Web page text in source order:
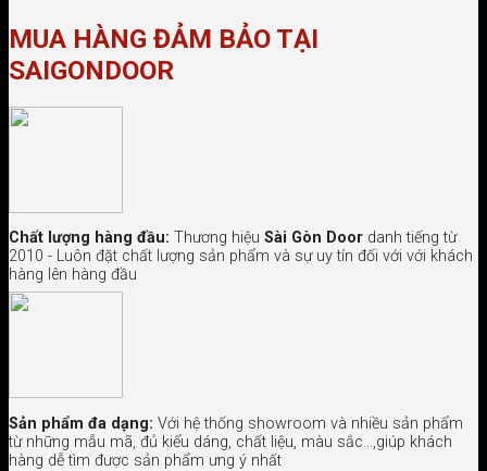
MUA HÀNG ĐẢM BẢO TẠI
SAIGONDOOR
Chất lượng hàng đầu: Thương hiệu Sài Gòn Door danh tiếng từ
2010 - Luôn đặt chất lượng sản phẩm và sự uy tín đối với với khách
hàng lên hàng đầu
Sản phẩm đa dạng: Với hệ thống showroom và nhiều sản phẩm
từ những mẫu mã, đủ kiểu dáng, chất liệu, màu sắc…,giúp khách
hàng dễ tìm được sản phẩm ưng ý nhất